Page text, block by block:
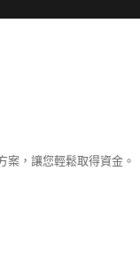
，讓您輕鬆取得資金。